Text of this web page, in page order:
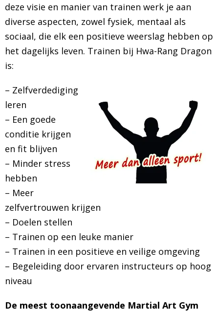
deze visie en manier van trainen werk je aan
diverse aspecten, zowel fysiek, mentaal als
sociaal, die elk een positieve weerslag hebben op
het dagelijks leven. Trainen bij Hwa-Rang Dragon
is:
– Zelfverdediging
leren
– Een goede
conditie krijgen
en fit blijven
– Minder stress
hebben
– Meer
zelfvertrouwen krijgen
– Doelen stellen
– Trainen op een leuke manier
– Trainen in een positieve en veilige omgeving
– Begeleiding door ervaren instructeurs op hoog
niveau
De meest toonaangevende Martial Art Gym